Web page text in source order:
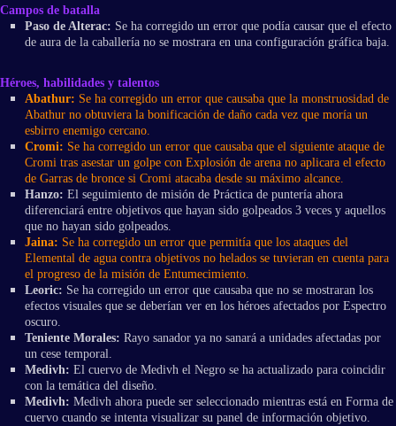
Campos de batalla
Paso de Alterac: Se ha corregido un error que podía causar que el efecto
de aura de la caballería no se mostrara en una configuración gráfica baja.
Héroes, habilidades y talentos
Abathur: Se ha corregido un error que causaba que la monstruosidad de
Abathur no obtuviera la bonificación de daño cada vez que moría un
esbirro enemigo cercano.
Cromi: Se ha corregido un error que causaba que el siguiente ataque de
Cromi tras asestar un golpe con Explosión de arena no aplicara el efecto
de Garras de bronce si Cromi atacaba desde su máximo alcance.
Hanzo: El seguimiento de misión de Práctica de puntería ahora
diferenciará entre objetivos que hayan sido golpeados 3 veces y aquellos
que no hayan sido golpeados.
Jaina: Se ha corregido un error que permitía que los ataques del
Elemental de agua contra objetivos no helados se tuvieran en cuenta para
el progreso de la misión de Entumecimiento.
Leoric: Se ha corregido un error que causaba que no se mostraran los
efectos visuales que se deberían ver en los héroes afectados por Espectro
oscuro.
Teniente Morales: Rayo sanador ya no sanará a unidades afectadas por
un cese temporal.
Medivh: El cuervo de Medivh el Negro se ha actualizado para coincidir
con la temática del diseño.
Medivh: Medivh ahora puede ser seleccionado mientras está en Forma de
cuervo cuando se intenta visualizar su panel de información objetivo.